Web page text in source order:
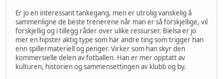
Er jo en interessant tankegang, men er utrolig vanskelig å
sammenligne de beste trenerene når man er så forskjellige, vil
forskjellig og i tillegg råder over ulike ressurser. Bielsa er jo
mer en hipster aktig type som har andre ting som trigger han
enn spillermateriell og penger. Virker som han skyr den
kommersielle delen av fotballen. Han er mer opptatt av
kulturen, historien og sammensettingen av klubb og by.